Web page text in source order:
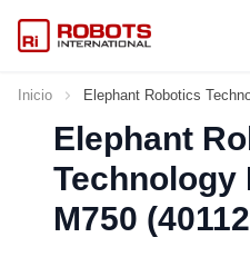
Inicio Elephant Robotics
Elephant
Technology
M750